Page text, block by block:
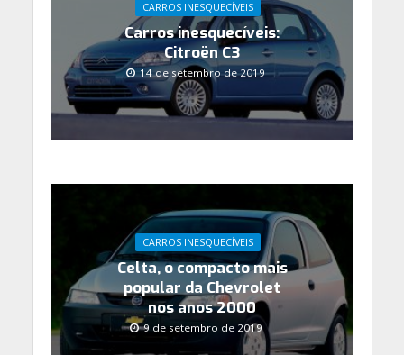
CARROS INESQUECÍVEIS
Carros inesquecíveis:
Citroën C3
14 de setembro de 2019
CARROS INESQUECÍVEIS
Celta, o compacto mais
popular da Chevrolet
nos anos 2000
9 de setembro de 2019